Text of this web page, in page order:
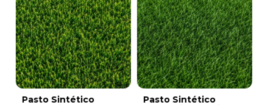
Pasto Sintético
Pasto Sintético